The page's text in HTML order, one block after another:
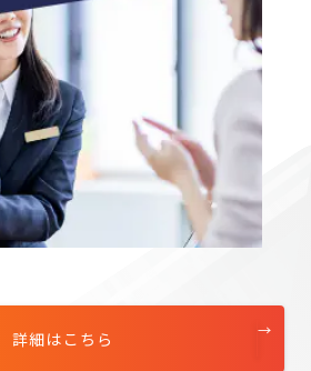
詳細はこちら